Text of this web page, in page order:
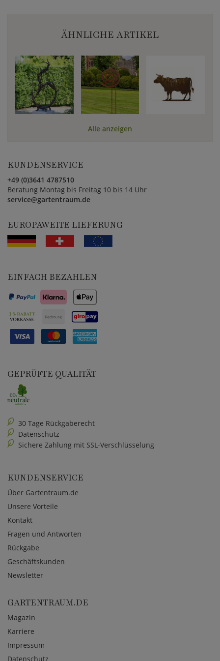
ÄHNLICHE ARTIKEL
Alle anzeigen
KUNDENSERVICE
+49 (0)3641 4787510
Beratung Montag bis Freitag 10 bis 14 Uhr
service@gartentraum.de
EUROPAWEITE LIEFERUNG
EINFACH BEZAHLEN
GEPRÜFTE QUALITÄT
30 Tage Rückgaberecht
Datenschutz
Sichere Zahlung mit SSL-Verschlüsselung
KUNDENSERVICE
Über Gartentraum.de
Unsere Vorteile
Kontakt
Fragen und Antworten
Rückgabe
Geschäftskunden
Newsletter
GARTENTRAUM.DE
Magazin
Karriere
Impressum
Datenschutz